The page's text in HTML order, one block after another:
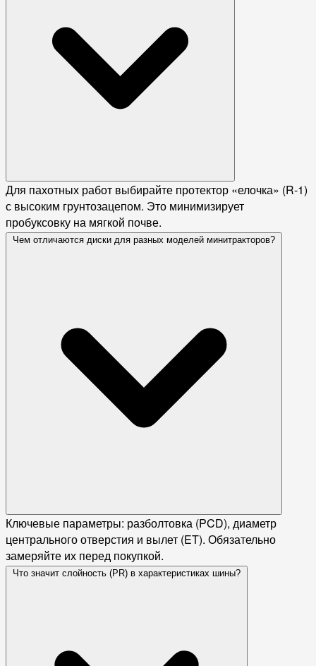
Для пахотных работ выбирайте протектор «елочка» (R-1)
с высоким грунтозацепом. Это минимизирует
пробуксовку на мягкой почве.
Чем отличаются диски для разных моделей минитракторов?
Ключевые параметры: разболтовка (PCD), диаметр
центрального отверстия и вылет (ET). Обязательно
замеряйте их перед покупкой.
Что значит слойность (PR) в характеристиках шины?